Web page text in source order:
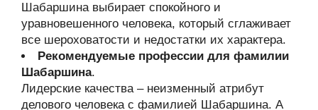
Шабаршина выбирает спокойного и
уравновешенного человека, который сглаживает
все шероховатости и недостатки их характера.
Рекомендуемые профессии для фамилии
Шабаршина.
Лидерские качества – неизменный атрибут
делового человека с фамилией Шабаршина. А